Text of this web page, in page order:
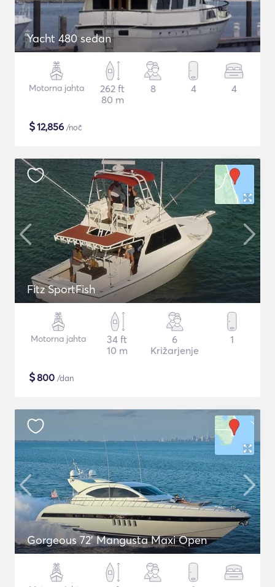
Yacht 480 sedan
Motorna jahta
262 ft
80 m
8 4 4
$12,856 /noč
Fitz SportFish
Motorna jahta
34 ft
10 m
6
Križarjenje
1
$800 /dan
Gorgeous 72' Mangusta Maxi Open